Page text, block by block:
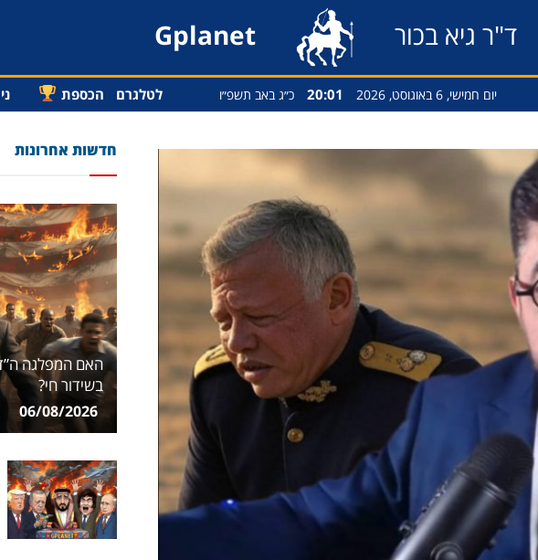
ד"ר גיא בכור Gplanet
יום חמישי, 6 באוגוסט, 2026 20:01 כ״ג באב תשפ״ו לטלגרם הכספת
חדשות אחרונות
האם המפלגה
בשידור חי?
06/08/2026